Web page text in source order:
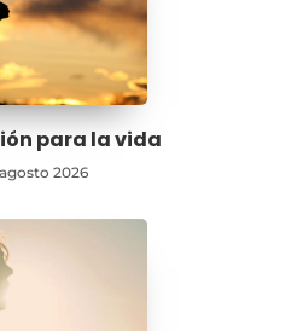
para la vida
2026